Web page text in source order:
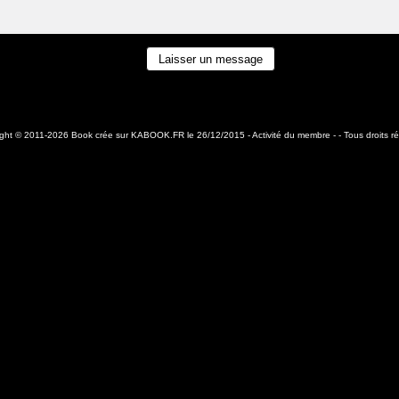
© 2011-2026 Book crée surKABOOK.FR le 26/12/2015 -Activité du membre - - Tous droits